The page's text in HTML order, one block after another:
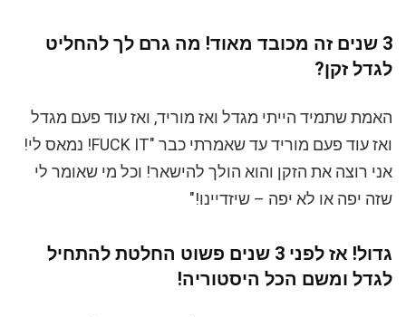
3 שנים זה מכובד מאוד! מה גרם לך להחליט
לגדל זקן?
האמת שתמיד הייתי מגדל ואז מוריד, ואז עוד פעם מגדל
ואז עוד פעם מוריד עד שאמרתי כבר "FUCK IT! נמאס לי!
אני רוצה את הזקן והוא הולך להישאר! וכל מי שאומר לי
שזה יפה או לא יפה – שיזדיינו!"
גדול! אז לפני 3 שנים פשוט החלטת להתחיל
לגדל ומשם הכל היסטוריה!